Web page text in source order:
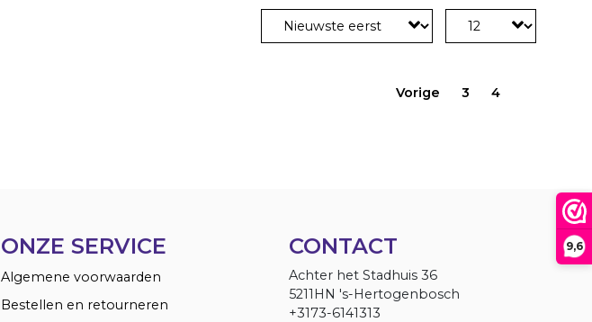
9,6
Vorige 3 4
ONZE SERVICE
Algemene voorwaarden
Bestellen en retourneren
CONTACT
Achter het Stadhuis 36
5211HN 's-Hertogenbosch
+3173-6141313